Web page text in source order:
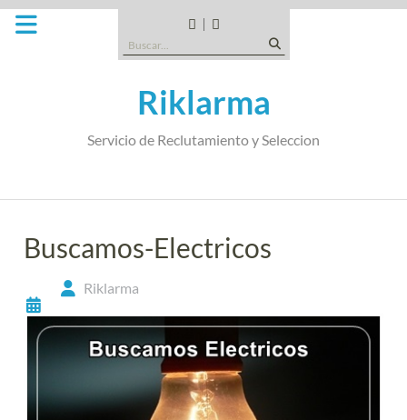
Saltar
CANDIDATOS
TIPO
EMPRESA
SOMOS
Buscar:
Riklarma
Servicio de Reclutamiento y Seleccion
Buscamos-Electricos
Riklarma